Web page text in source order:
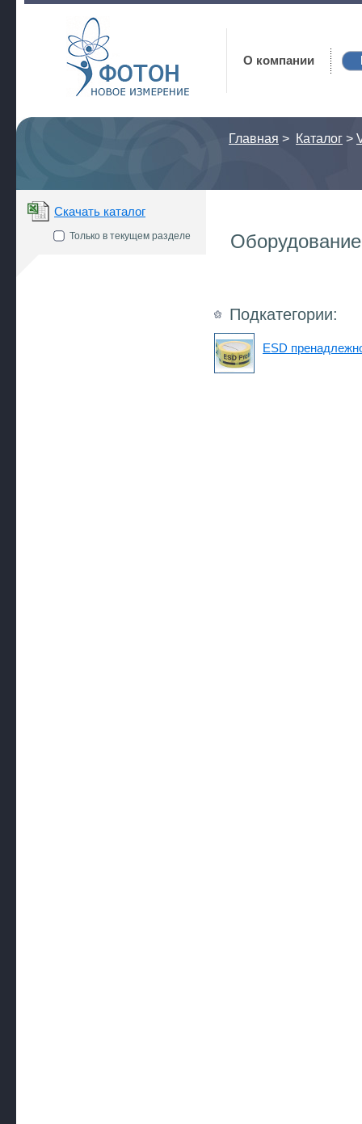
Фотон
О компании
Главная > Каталог >
Скачать каталог
Только в текущем разделе
Подкатегории:
ESD